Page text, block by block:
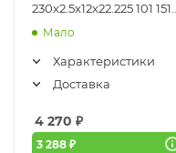
230x2.5x12x22.225 101 151
27 018
Мало
Характеристики
Доставка
4 270 ₽
3 288 ₽